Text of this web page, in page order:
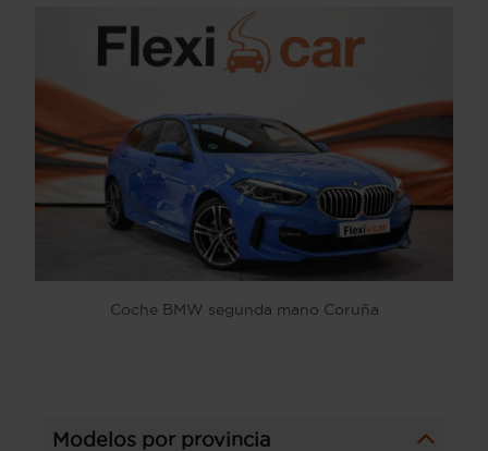
Coche BMW segunda mano Coruña
Modelos por provincia